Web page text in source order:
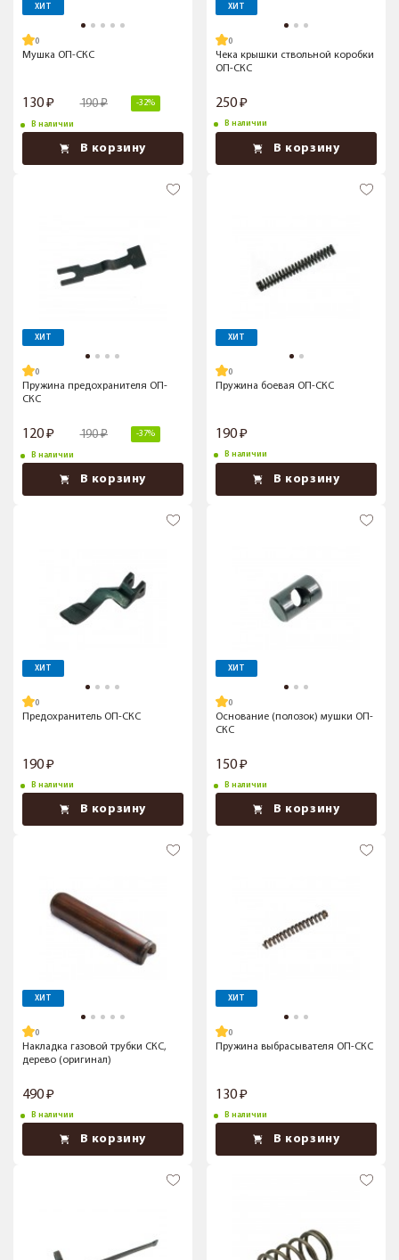
ХИТ
Мушка ОП-СКС
130 190 -32%
В наличии
В корзину
ХИТ
Чека крышки ствольной коробки
ОП-СКС
250
В наличии
В корзину
ХИТ
Пружина предохранителя ОП-
СКС
120 190 -37%
В наличии
В корзину
ХИТ
Пружина боевая ОП-СКС
190
В наличии
В корзину
ХИТ
Предохранитель ОП-СКС
190
В наличии
В корзину
ХИТ
Основание (полозок) мушки ОП-
СКС
150
В наличии
В корзину
ХИТ
Накладка газовой трубки СКС,
дерево (оригинал)
490
В наличии
В корзину
ХИТ
Пружина выбрасывателя ОП-СКС
130
В наличии
В корзину